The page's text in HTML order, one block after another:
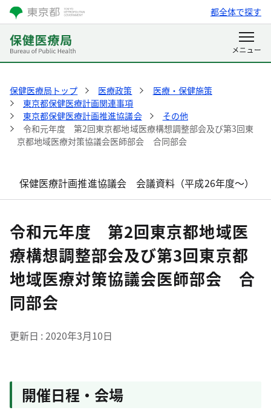
都全体で探す
保健医療局トップ 医療政策
医療・保健施策
東京都保健医療計画関連事項
東京都保健医療計画推進協議会
その他
令和元年度 第2回東京都地域医療構想調整部会及び第3回東
京都地域医療対策協議会医師部会 合同部会
保健医療計画推進協議会 会議資料（平成26年度～）
令和元年度 第2回東京都地域医
療構想調整部会及び第3回東京都
地域医療対策協議会医師部会 合
同部会
更新日 2020年3月10日
開催日程・会場